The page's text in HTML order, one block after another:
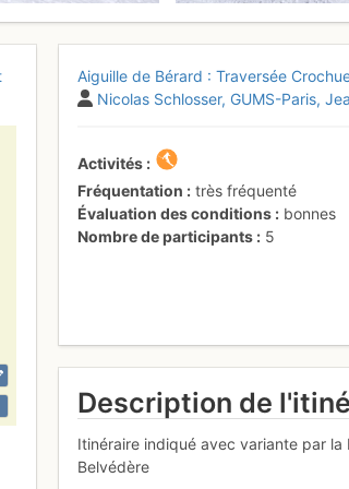
Aiguille de Bérard : Traversée
Nicolas Schlosser GUMS-Paris
Activités
Fréquentation
très fréquenté
Évaluation des conditions
bonnes
Nombre de participants
5
Description de
Itinéraire indiqué avec variante par la
Belvédère